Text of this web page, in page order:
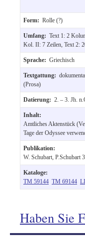
Form: Rolle (?)
Umfang: Text 1: 2
Kol. II: 7 Zeilen, Text 2:
Sprache: Griechisch
Textgattung:
(Prosa)
Datierung: 2. – 3. Jh.
Inhalt:
Amtliches Aktenstück
Tage der Odyssee
Publikation:
W. Schubart, P.Schubart 3.
Kataloge:
TM 59144 TM 69144
Haben Sie